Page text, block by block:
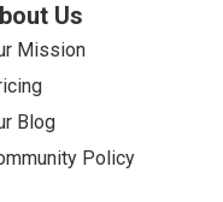
Us
Mission
Blog
Policy